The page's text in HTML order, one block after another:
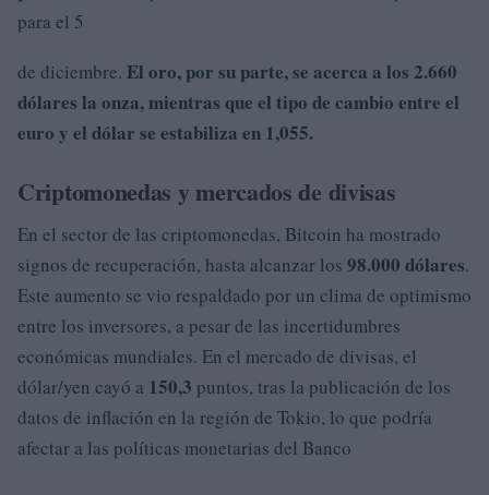
para el 5
de diciembre. El oro, por su parte, se acerca a los 2.660
dólares la onza, mientras que el tipo de cambio entre el
euro y el dólar se estabiliza en 1,055.
Criptomonedas y mercados de divisas
En el sector de las criptomonedas, Bitcoin ha mostrado
signos de recuperación, hasta alcanzar los 98.000 dólares.
Este aumento se vio respaldado por un clima de optimismo
entre los inversores, a pesar de las incertidumbres
económicas mundiales. En el mercado de divisas, el
dólar/yen cayó a 150,3 puntos, tras la publicación de los
datos de inflación en la región de Tokio, lo que podría
afectar a las políticas monetarias del Banco